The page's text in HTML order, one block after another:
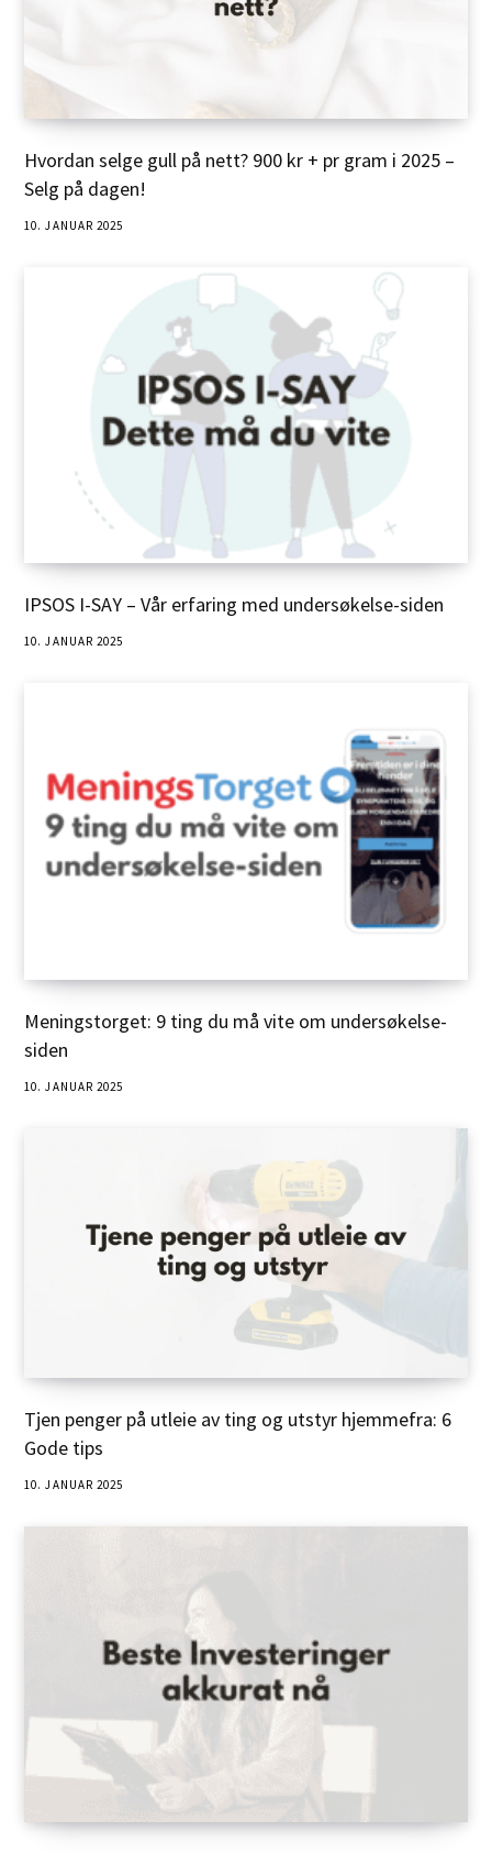
Hvordan selge gull på nett? 900 kr + pr gram i 2025 –
Selg på dagen!
10. JANUAR 2025
IPSOS I-SAY – Vår erfaring med undersøkelse-siden
10. JANUAR 2025
Meningstorget: 9 ting du må vite om undersøkelse-
siden
10. JANUAR 2025
Tjen penger på utleie av ting og utstyr hjemmefra: 6
Gode tips
10. JANUAR 2025